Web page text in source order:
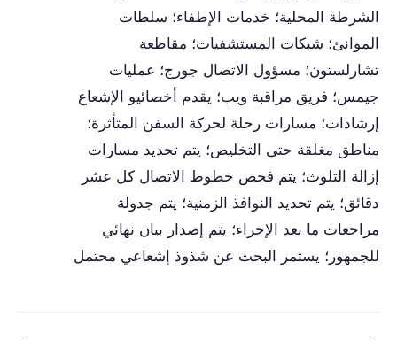
الشرطة المحلية؛ خدمات الإطفاء؛ سلطات
الموانئ؛ شبكات المستشفيات؛ مقاطعة
تشارلستون؛ مسؤول الاتصال جورج؛ عمليات
جيمس؛ فريق مراقبة ويب؛ يقدم أخصائيو الإشعاع
إرشادات؛ مسارات رحلة لحركة السفن المتأثرة؛
مناطق مغلقة حتى التخليص؛ يتم تحديد مسارات
إزالة التلوث؛ يتم فحص خطوط الاتصال كل عشر
دقائق؛ يتم تحديد النوافذ الزمنية؛ يتم جدولة
مراجعات ما بعد الإجراء؛ يتم إصدار بيان نهائي
للجمهور؛ يستمر البحث عن شذوذ إشعاعي محتمل